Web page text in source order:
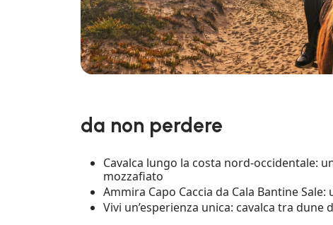
da non perdere
Cavalca lungo la costa nord-occidentale:
mozzafiato
Ammira Capo Caccia da Cala Bantine
Vivi un’esperienza unica: cavalca tra